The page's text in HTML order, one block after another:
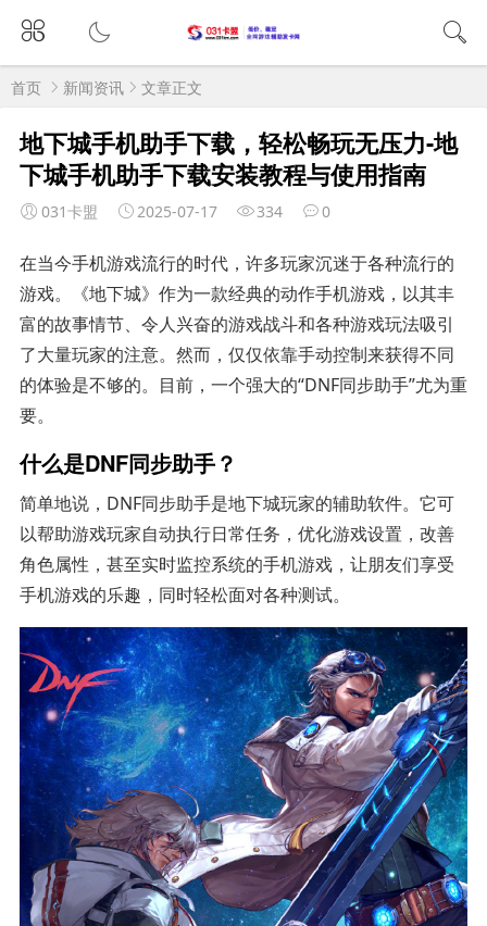
首页 新闻资讯 文章正文
地下城手机助手下载，轻松畅玩无压力-地
下城手机助手下载安装教程与使用指南
031卡盟 2025-07-17 334 0
在当今手机游戏流行的时代，许多玩家沉迷于各种流行的
游戏。《地下城》作为一款经典的动作手机游戏，以其丰
富的故事情节、令人兴奋的游戏战斗和各种游戏玩法吸引
了大量玩家的注意。然而，仅仅依靠手动控制来获得不同
的体验是不够的。目前，一个强大的“DNF同步助手”尤为重
要。
什么是DNF同步助手？
简单地说，DNF同步助手是地下城玩家的辅助软件。它可
以帮助游戏玩家自动执行日常任务，优化游戏设置，改善
角色属性，甚至实时监控系统的手机游戏，让朋友们享受
手机游戏的乐趣，同时轻松面对各种测试。